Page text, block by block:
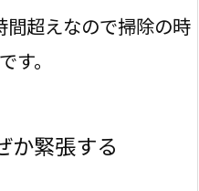
間超えなので掃除の時
す。
か緊張する